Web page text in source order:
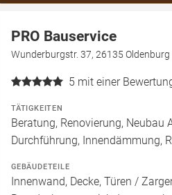
PRO Bauservice
Wunderburgstr. 37, 26135
5 mit einer
TÄTIGKEITEN
Beratung, Renovierung,
Durchführung, Innendämmung,
GEBÄUDETEILE
Innenwand, Decke, Türen /